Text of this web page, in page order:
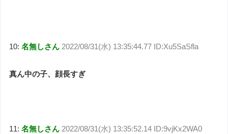
10:名無しさん 2022/08/31(水) 13:35:44.77 ID:Xu5SaSfla
真ん中の子、顔長すぎ
11:名無しさん 2022/08/31(水) 13:35:52.14 ID:9vjKx2WA0